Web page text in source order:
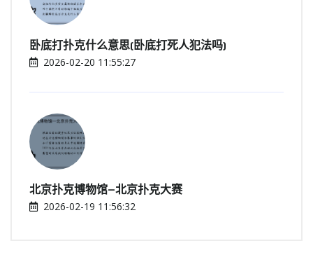
卧底打扑克什么意思(卧底打死人犯法吗)
2026-02-20 11:55:27
北京扑克博物馆—北京扑克大赛
2026-02-19 11:56:32